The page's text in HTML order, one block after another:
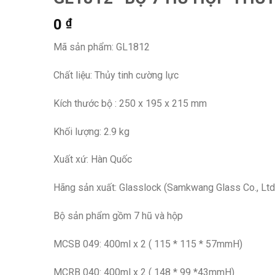
0 ₫
Mã sản phẩm: GL1812
Chất liệu: Thủy tinh cường lực
Kích thước bộ : 250 x 195 x 215 mm
Khối lượng: 2.9 kg
Xuất xứ: Hàn Quốc
Hãng sản xuất: Glasslock (Samkwang Glass Co.,
Bộ sản phẩm gồm 7 hũ và hộp
MCSB 049: 400ml x 2 ( 115 * 115 * 57mmH)
MCRB 040: 400ml x 2 ( 148 * 99 *43mmH)